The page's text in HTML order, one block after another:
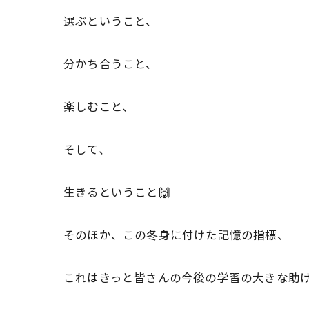
選ぶということ、
分かち合うこと、
楽しむこと、
そして、
生きるということ🙌
そのほか、この冬身に付けた記憶の指標、
これはきっと皆さんの今後の学習の大きな助